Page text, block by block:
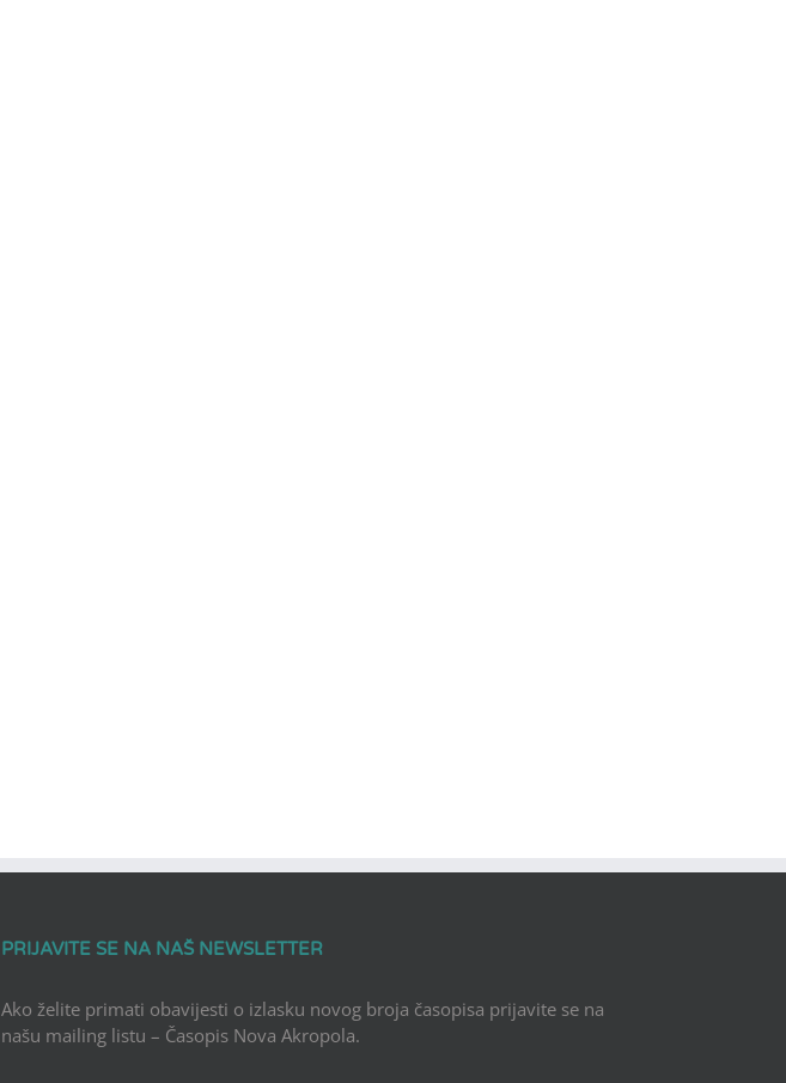
PRIJAVITE SE NA NAŠ NEWSLETTER
Ako želite primati obavijesti o izlasku novog broja časopisa prijavite se na
našu mailing listu – Časopis Nova Akropola.